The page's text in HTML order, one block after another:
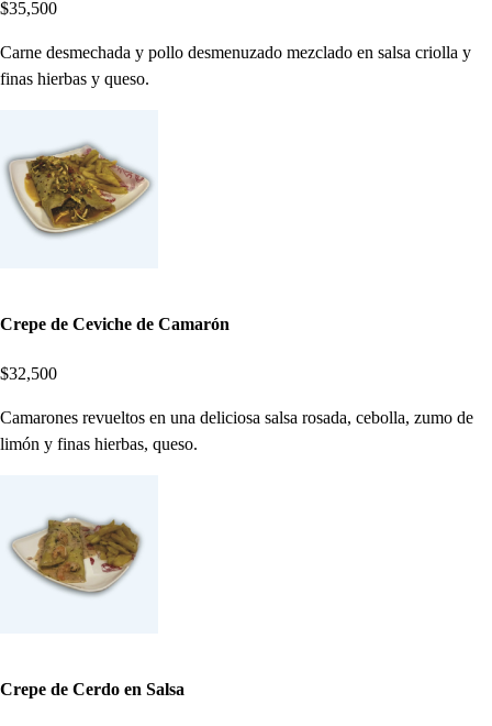
$35,500
Carne desmechada y pollo desmenuzado mezclado en salsa criolla y
finas hierbas y queso.
Crepe de Ceviche de Camarón
$32,500
Camarones revueltos en una deliciosa salsa rosada, cebolla, zumo de
limón y finas hierbas, queso.
Crepe de Cerdo en Salsa